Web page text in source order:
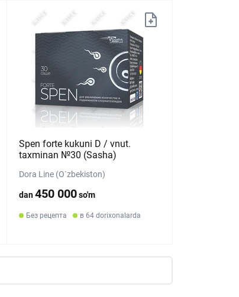
Spen forte kukuni D / vnut.
taxminan №30 (Sasha)
Dora Line (O`zbekiston)
dan450 000so'm
Без рецепта в 64 dorixonalarda